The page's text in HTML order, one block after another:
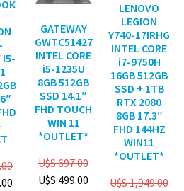
I5-
GATEWAY
GWTC51427
INTEL CORE
i5-1235U
8GB 512GB
SSD 14.1″
FHD TOUCH
WIN 11
*OUTLET*
U$S697.00
U$S 499.00
LENOVO
LEGION
Y740-17IRHG
INTEL CORE
i7-9750H
16GB 512GB
SSD + 1TB
RTX 2080
8GB 17.3″
FHD 144HZ
WIN11
*OUTLET*
U$S1,949.00